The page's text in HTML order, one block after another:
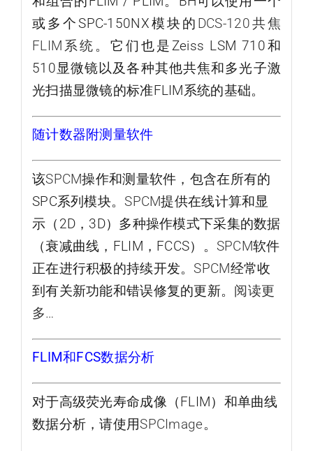
或多个SPC-150NX模块的 DCS-120共焦
FLIM系统 。它们也是Zeiss LSM 710和
510显微镜以及各种其他共焦和多光子激
光扫描显微镜的标准FLIM系统的基础。
随计数器附测量软件
该SPCM操作和测量软件，包含在所有的
SPC系列模块。SPCM提供在线计算和显
示（2D，3D）多种操作模式下采集的数据
（衰减曲线，FLIM，FCCS）。 SPCM软件
正在进行积极的持续开发。SPCM经常收
到有关新功能和错误修复的更新。 阅读更
多…
FLIM和FCS数据分析
对于高级荧光寿命成像（FLIM）和单曲线
数据分析，请使用SPCImage。